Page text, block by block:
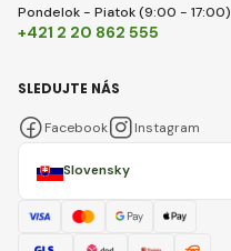
Pondelok - Piatok (9:00 - 17:00)
+421 2 20 862 555
Slovensky
SLEDUJTE NÁS
Facebook Instagram